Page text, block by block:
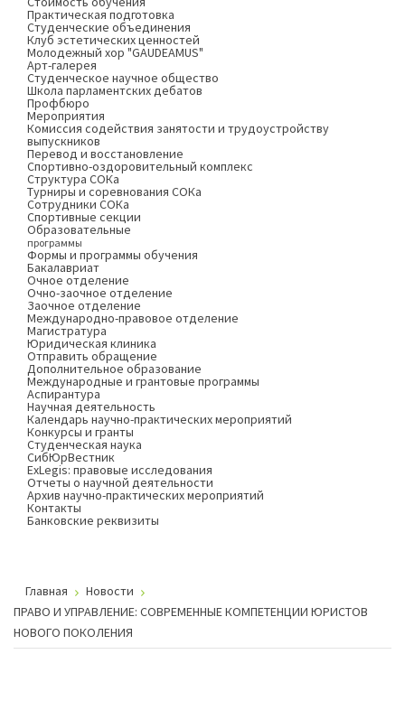
Практическая подготовка
Студенческие объединения
Клуб эстетических ценностей
Молодежный хор "GAUDEAMUS"
Арт-галерея
Студенческое научное общество
Школа парламентских дебатов
Профбюро
Мероприятия
Комиссия содействия занятости и трудоустройству
выпускников
Перевод и восстановление
Спортивно-оздоровительный комплекс
Структура СОКа
Турниры и соревнования СОКа
Сотрудники СОКа
Спортивные секции
Образовательные
программы
Формы и программы обучения
Бакалавриат
Очное отделение
Очно-заочное отделение
Заочное отделение
Международно-правовое отделение
Магистратура
Юридическая клиника
Отправить обращение
Дополнительное образование
Международные и грантовые программы
Аспирантура
Научная деятельность
Календарь научно-практических мероприятий
Конкурсы и гранты
Студенческая наука
СибЮрВестник
ExLegis: правовые исследования
Отчеты о научной деятельности
Архив научно-практических мероприятий
Контакты
Банковские реквизиты
Главная
Новости
ПРАВО И УПРАВЛЕНИЕ: СОВРЕМЕННЫЕ КОМПЕТЕНЦИИ ЮРИСТОВ
НОВОГО ПОКОЛЕНИЯ